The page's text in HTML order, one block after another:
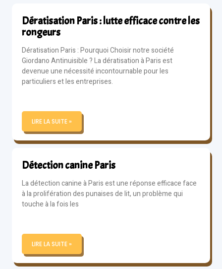
Dératisation Paris : lutte efficace contre les
rongeurs
Dératisation Paris : Pourquoi Choisir notre société
Giordano Antinuisible ? La dératisation à Paris est
devenue une nécessité incontournable pour les
particuliers et les entreprises.
LIRE LA SUITE »
Détection canine Paris
La détection canine à Paris est une réponse efficace face
à la prolifération des punaises de lit, un problème qui
touche à la fois les
LIRE LA SUITE »